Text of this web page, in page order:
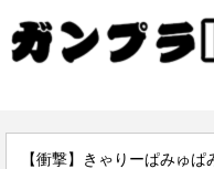
【衝撃】きゃりーぱみゅ